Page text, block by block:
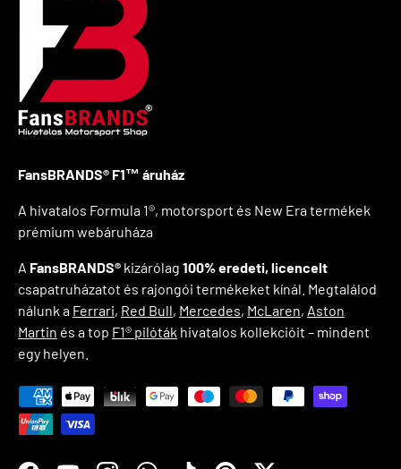
FansBRANDS® F1™ áruház
A hivatalos Formula 1®, motorsport és New Era termékek
prémium webáruháza
A FansBRANDS® kizárólag 100% eredeti, licencelt
csapatruházatot és rajongói termékeket kínál. Megtalálod
nálunk a Ferrari, Red Bull, Mercedes, McLaren, Aston
Martin és a top F1® pilóták hivatalos kollekcióit – mindent
egy helyen.
Elfogadott fizetési módok